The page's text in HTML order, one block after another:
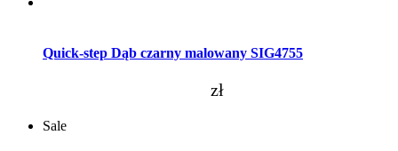
Quick-step Dąb czarny malowany SIG4755
zł
Sale